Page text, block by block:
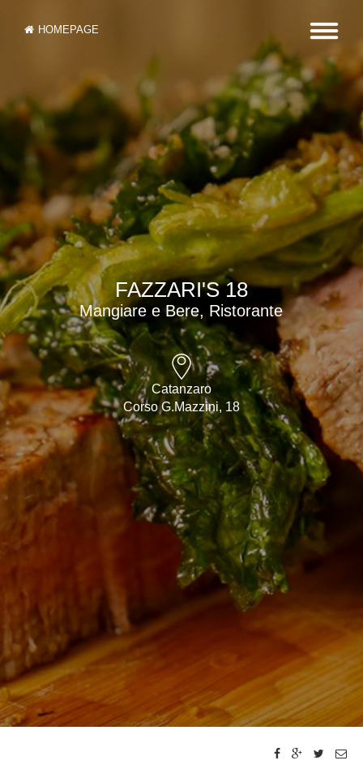
HOMEPAGE
FAZZARI'S 18
Mangiare e Bere, Ristorante
Catanzaro
Corso G.Mazzini, 18